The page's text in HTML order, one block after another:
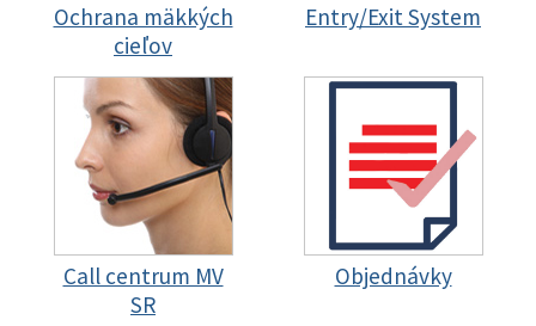
Ochrana mäkkých
cieľov
Entry/Exit System
Call centrum MV
SR
Objednávky